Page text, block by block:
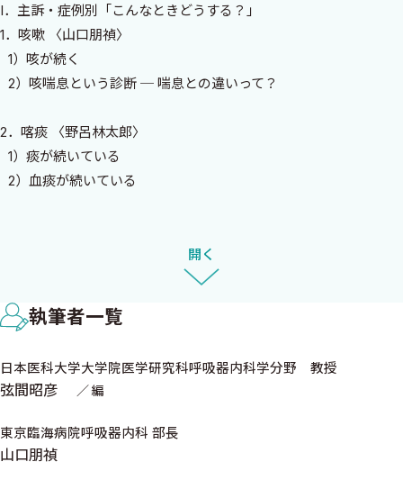
このような構成ですので，網羅的な意味でのオーソドックスな確
認は，中盤以降のIII〜Vの項目でしていただくこととなります．
また，もう一つ，日頃の診療に役立つであろう横断的な内容の
「コツ」集である「VI．お役立ちノート」を最後にまとめており
⃝編集方針3 内科専門医制度研修カリキュラムを意識した内容
III章以降の網羅的な部分では，下記のように，内科専門医制度研修
カリキュラム項目の準拠した項目立てとしており，知識を整理し
〔IV．治療・管理〕（内科専門医制度研修カリキュラム項目準
拠），〔V．疾患各論〕（内科専門医制度研修カリキュラム項目準
拠）．
これらの章の組立ては，「概要：適応：用意するもの：方法：合
併症・有害事象と対策：患者説明の重要注意点」などであり，一
覧として，確認できるものとなっております．
最後になりますが，執筆者の先生方には不躾な「見解」のお願い
になった部分もあると存じます．お書きいただいた原稿を拝見
I．主訴・症例別「こんなときどうする？」
1．咳嗽 〈山口朋禎〉
1）咳が続く
2）咳喘息という診断 ─ 喘息との違いって？
2．喀痰 〈野呂林太郎〉
1）痰が続いている
2）血痰が続いている
1）息切れがする 〈山口朋禎〉
2）喫煙者の息切れ ─ COPDとは限らない？ 〈山口朋禎〉
3）Wheezeを確認 ─ 気管支喘息かCOPD増悪か心不全か？
〈杣 知行〉
弘〉
4．胸痛 〈吉村明修〉
開く
執筆者一覧
日本医科大学大学院医学研究科呼吸器内科学分野 教授
弦間昭彦 編
東京臨海病院呼吸器内科 部長
山口朋禎